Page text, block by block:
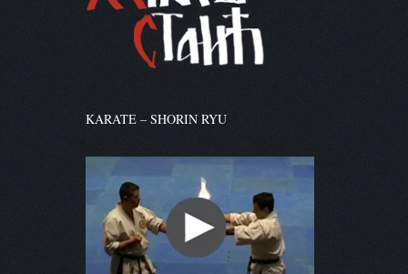
KARATE – SHORIN RYU